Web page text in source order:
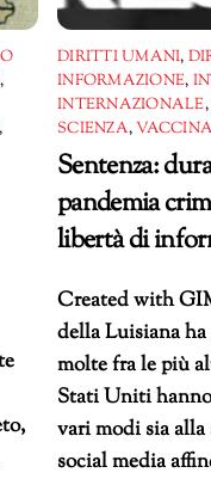
,
,
DIRITTI UMANI,
INFORMAZIONE,
INTERNAZIONALE
SCIENZA,
Sentenza:
pandemia
libertà di
Created with
della Luisiana
molte fra le più
Stati Uniti
vari modi sia alla
social media